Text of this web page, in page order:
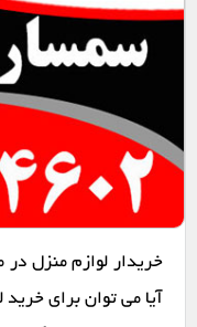
خریدار لوازم منزل
آیا می توان برای